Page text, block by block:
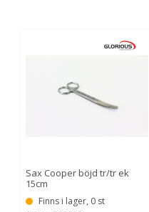
Sax Cooper böjd tr/tr ek
15cm
Finns i lager, 0 st